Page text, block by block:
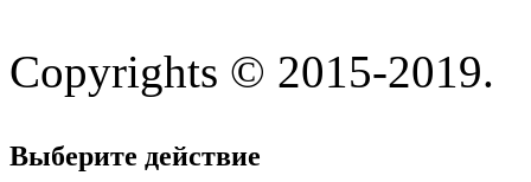
Copyrights © 2015-2019.
Выберите действие